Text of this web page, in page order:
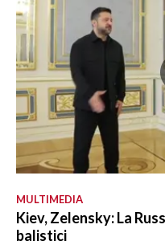
MULTIMEDIA
Kiev, Zelensky: La
balistici